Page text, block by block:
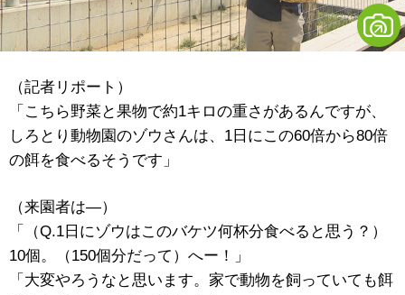
（記者リポート）
「こちら野菜と果物で約1キロの重さがあるんですが、
しろとり動物園のゾウさんは、1日にこの60倍から80倍
の餌を食べるそうです」
（来園者は―）
「（Q.1日にゾウはこのバケツ何杯分食べると思う？）
10個。（150個分だって）へー！」
「大変やろうなと思います。家で動物を飼っていても餌